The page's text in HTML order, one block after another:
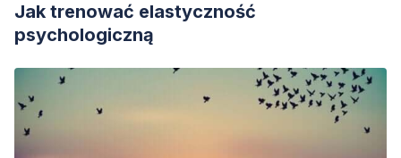
Jak trenować elastyczność
psychologiczną